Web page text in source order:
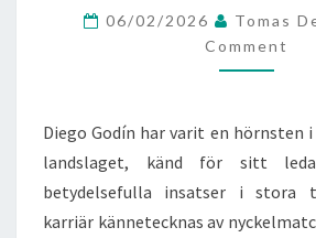
I
06/02/2026 Tomas
Comment
Diego Godín har varit en hörnsten i
landslaget, känd för sitt
betydelsefulla insatser i stora
karriär kännetecknas av